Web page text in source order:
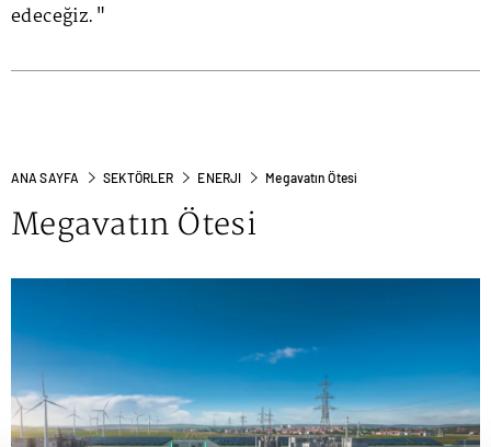
edeceğiz."
ANA SAYFA SEKTÖRLER ENERJI Megavatın Ötesi
Megavatın Ötesi